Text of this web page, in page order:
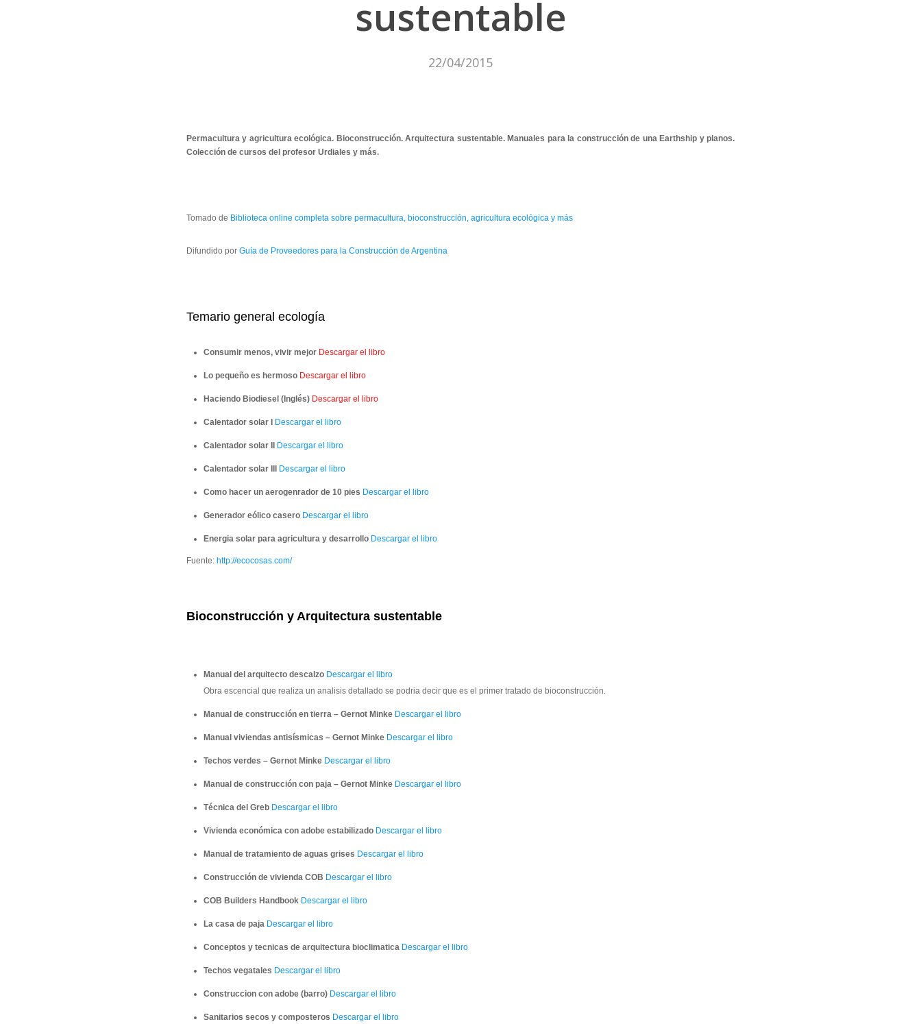
sustentable
22/04/2015
Permacultura y agricultura ecológica. Bioconstrucción. Arquitectura sustentable. Manuales para la construcción de una Earthship y planos.
Colección de cursos del profesor Urdiales y más.
Tomado de Biblioteca online completa sobre permacultura, bioconstrucción, agricultura ecológica y más
Difundido por Guía de Proveedores para la Construcción de Argentina
Temario general ecología
Consumir menos, vivir mejor Descargar el libro
Lo pequeño es hermoso Descargar el libro
Haciendo Biodiesel (Inglés) Descargar el libro
Calentador solar I Descargar el libro
Calentador solar II Descargar el libro
Calentador solar III Descargar el libro
Como hacer un aerogenrador de 10 pies Descargar el libro
Generador eólico casero Descargar el libro
Energia solar para agricultura y desarrollo Descargar el libro
Fuente: http://ecocosas.com/
Bioconstrucción y Arquitectura sustentable
Manual del arquitecto descalzo Descargar el libro
Obra escencial que realiza un analisis detallado se podria decir que es el primer tratado de bioconstrucción.
Manual de construcción en tierra – Gernot Minke Descargar el libro
Manual viviendas antisísmicas – Gernot Minke Descargar el libro
Techos verdes – Gernot Minke Descargar el libro
Manual de construcción con paja – Gernot Minke Descargar el libro
Técnica del Greb Descargar el libro
Vivienda económica con adobe estabilizado Descargar el libro
Manual de tratamiento de aguas grises Descargar el libro
Construcción de vivienda COB Descargar el libro
COB Builders Handbook Descargar el libro
La casa de paja Descargar el libro
Conceptos y tecnicas de arquitectura bioclimatica Descargar el libro
Techos vegatales Descargar el libro
Construccion con adobe (barro) Descargar el libro
Sanitarios secos y composteros Descargar el libro